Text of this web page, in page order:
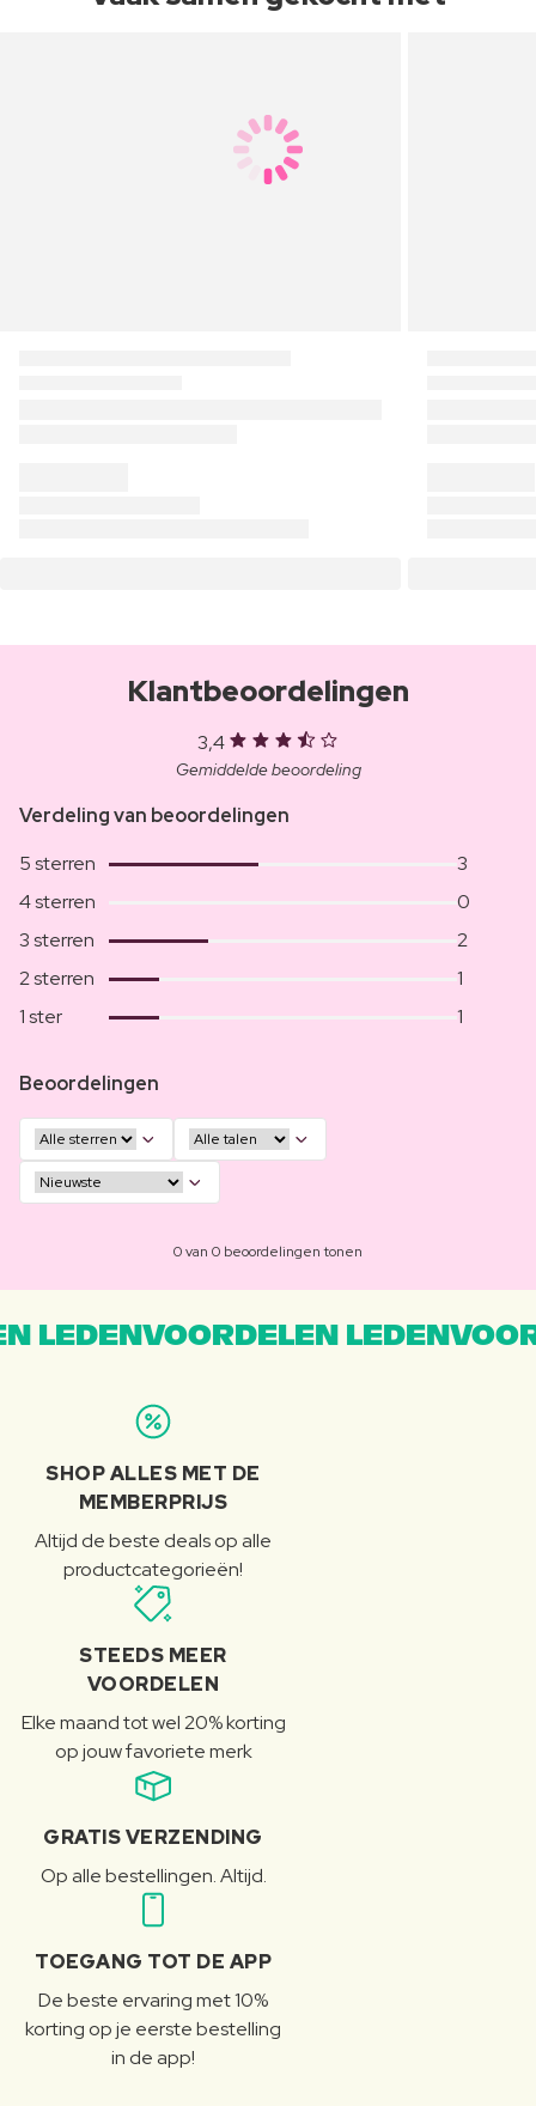
Klantbeoordelingen
3,4
Gemiddelde beoordeling
Verdeling van beoordelingen
5 sterren
3
4 sterren
0
3 sterren
2
2 sterren
1
1 ster
1
Beoordelingen
0 van 0 beoordelingen tonen
LEDENVOORDELEN
SHOP ALLES MET DE
MEMBERPRIJS
Altijd de beste deals op alle
productcategorieën!
STEEDS MEER
VOORDELEN
Elke maand tot wel 20% korting
op jouw favoriete merk
GRATIS VERZENDING
Op alle bestellingen. Altijd.
TOEGANG TOT DE APP
De beste ervaring met 10%
korting op je eerste bestelling
in de app!